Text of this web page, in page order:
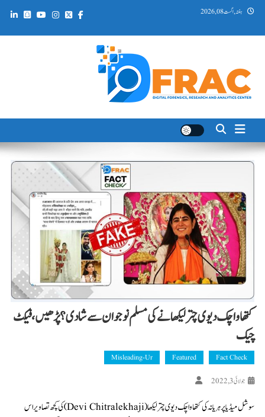
Skip ہفتہ, اگست 08, 2026
DFRAC_ORG
کتھا واچک دیوی چترلیکھا نے کی مسلم نوجوان سے شادی؟ پڑھیں، فیکٹ
چیک
Fact Check
Featured
Misleading-Ur
جولائی 3, 2022
سوشل میڈیا پر ہریانہ کی کتھا واچک دیوی چترلیکھا(Devi Chitralekhaji) کی کچھ تصاویر اس